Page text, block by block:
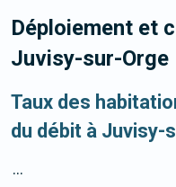
Déploiement et
Juvisy-sur-Orge
Taux des
du débit à Juvisy-
...